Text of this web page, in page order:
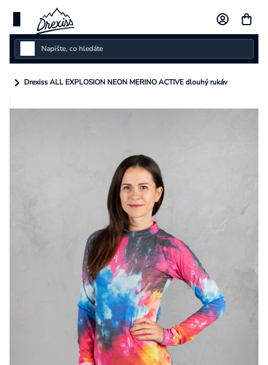
obsah
Dámské
Dětské
Drexiss ALL EXPLOSION NEON MERINO ACTIVE dlouhý rukáv